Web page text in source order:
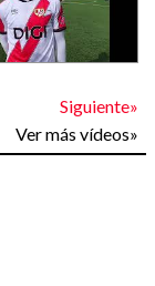
Siguiente»
Ver más vídeos»